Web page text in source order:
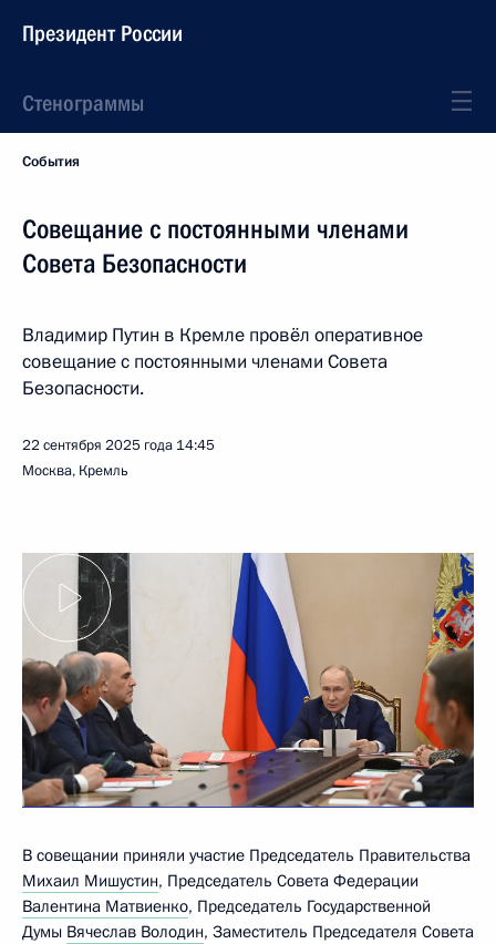
Президент России
Стенограммы
События
Совещание с постоянными членами
Совета Безопасности
Владимир Путин в Кремле провёл оперативное
совещание с постоянными членами Совета
Безопасности.
22 сентября 2025 года 14:45
Москва, Кремль
В совещании приняли участие Председатель Правительства
Михаил Мишустин, Председатель Совета Федерации
Валентина Матвиенко, Председатель Государственной
Думы Вячеслав Володин, Заместитель Председателя Совета